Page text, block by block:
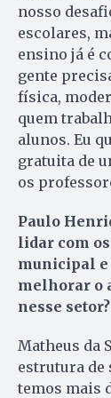
nosso
escolares,
ensino já é
gente
física,
quem
alunos. Eu
gratuita de
os
Paulo
lidar com
municipal e
melhorar o
nesse setor?
Matheus da
estrutura de
temos mais